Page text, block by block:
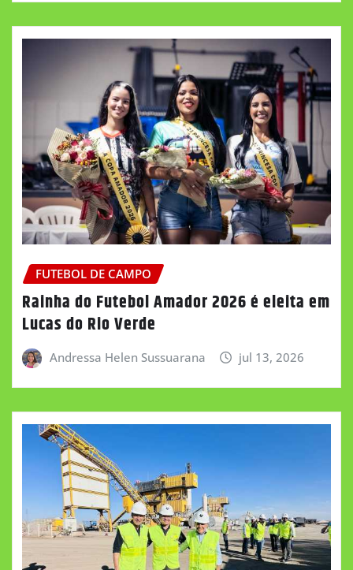
FUTEBOL DE CAMPO
Rainha do Futebol Amador 2026 é eleita em
Lucas do Rio Verde
Andressa Helen Sussuarana jul 13, 2026